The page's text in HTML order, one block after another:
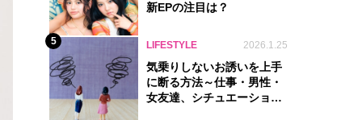
新EPの注目は？
5 LIFESTYLE 2026.1.25
気乗りしないお誘いを上手
に断る方法～仕事・男性・
女友達、シチュエーション